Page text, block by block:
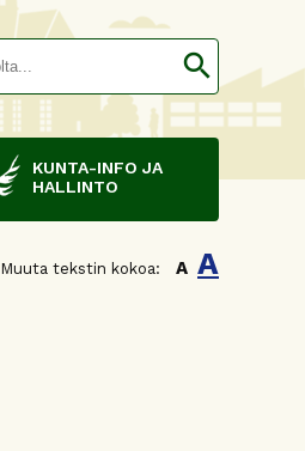
search
KUNTA-INFO JA
HALLINTO
Muuta tekstin kokoa: A A